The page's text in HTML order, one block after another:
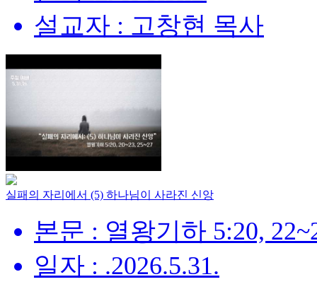
설교자 : 고창현 목사
실패의 자리에서 (5) 하나님이 사라진 신앙
본문 : 열왕기하 5:20,
일자 : .2026.5.31.